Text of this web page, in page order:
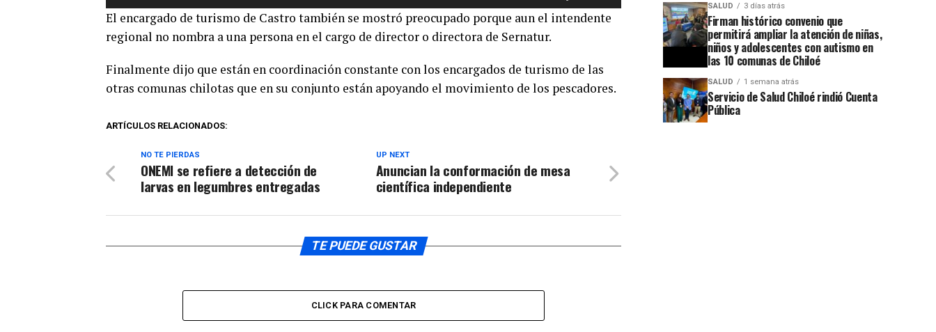
aumentar
o
volumen.
audio
teclas
arriba/abajo
para
volumen.
El encargado de turismo de Castro también se mostró preocupado porque aun el intendente
regional no nombra a una persona en el cargo de director o directora de Sernatur.
Finalmente dijo que están en coordinación constante con los encargados de turismo de las
otras comunas chilotas que en su conjunto están apoyando el movimiento de los pescadores.
ARTÍCULOS RELACIONADOS:
UP NEXT
Anuncian la conformación de mesa
científica independiente
NO TE PIERDAS
ONEMI se refiere a detección de
larvas en legumbres entregadas
TE PUEDE GUSTAR
CLICK PARA COMENTAR
SALUD 3 días atrás
Firman histórico convenio que
permitirá ampliar la atención de niñas,
niños y adolescentes con autismo en
las 10 comunas de Chiloé
SALUD 1 semana atrás
Servicio de Salud Chiloé rindió Cuenta
Pública